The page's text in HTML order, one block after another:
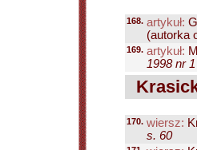
168. artykuł:
(autorka
169. artykuł:
1998 nr
170. wiersz:
s. 60